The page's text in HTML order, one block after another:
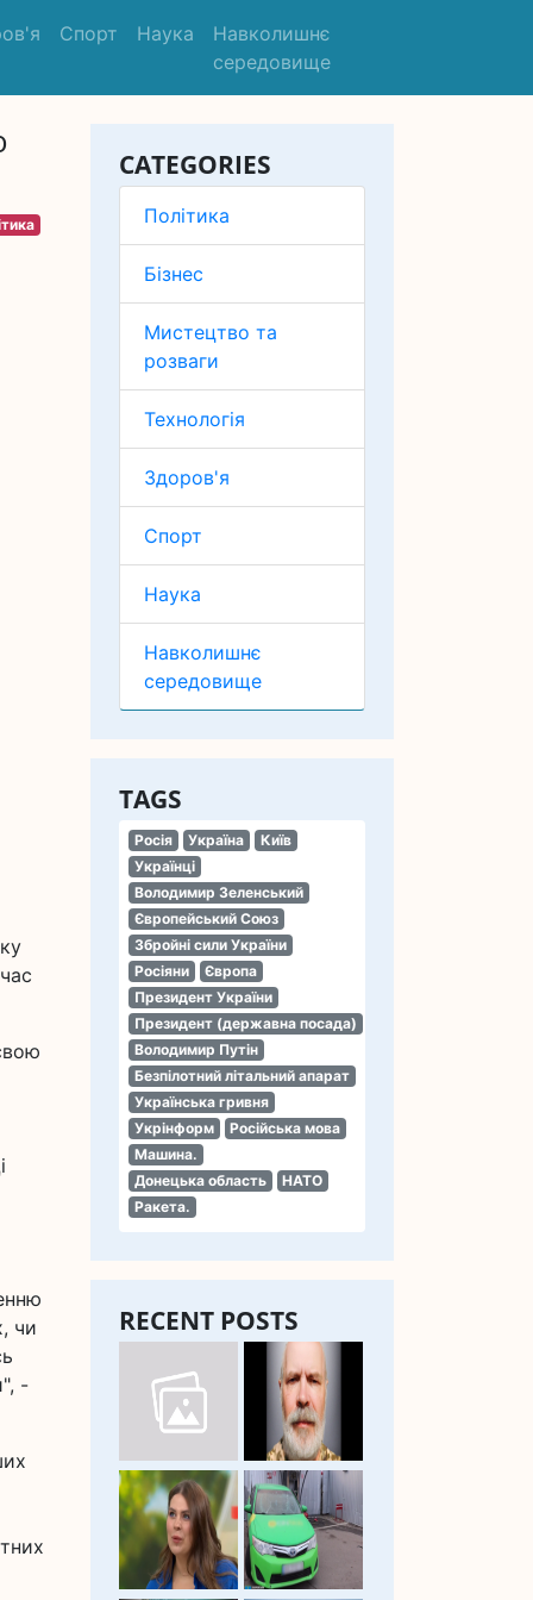
Спорт Наука
Навколишнє
середовище
CATEGORIES
Політика
Бізнес
Мистецтво та
розваги
Технологія
Здоров'я
Спорт
Наука
Навколишнє
середовище
TAGS
Росія Україна
Київ
Українці
Володимир Зеленський
Європейський Союз
Збройні сили України
Росіяни
Європа
Президент України
Президент (державна посада)
Володимир Путін
Безпілотний літальний апарат
Українська гривня
Укрінформ
Російська мова
Машина.
Донецька область
НАТО
Ракета.
RECENT POSTS
чи
-